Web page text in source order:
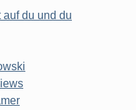
auf du und du